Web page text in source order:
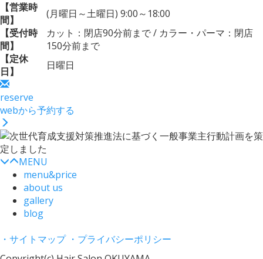
【営業時
間】
(月曜日～土曜日) 9:00～18:00
【受付時
間】
カット：閉店90分前まで / カラー・パーマ：閉店
150分前まで
【定休
日】
日曜日
reserve
webから予約する
MENU
menu&price
about us
gallery
blog
・サイトマップ ・プライバシーポリシー